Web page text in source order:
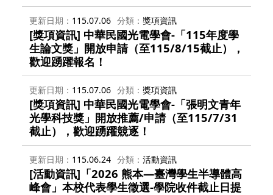
更新日期 115.07.06 分類 獎項資訊
[獎項資訊] 中華民國光電學會-「115年度學
生論文獎」開放申請（至115/8/15截止），
歡迎踴躍報名！
更新日期 115.07.06 分類 獎項資訊
[獎項資訊] 中華民國光電學會-「張明文青年
光學科技獎」開放推薦/申請（至115/7/31
截止），歡迎踴躍競逐！
更新日期 115.06.24 分類 活動資訊
[活動資訊]「2026 熊本—臺灣學生半導體高
峰會」本校代表學生徵選-學院收件截止日提